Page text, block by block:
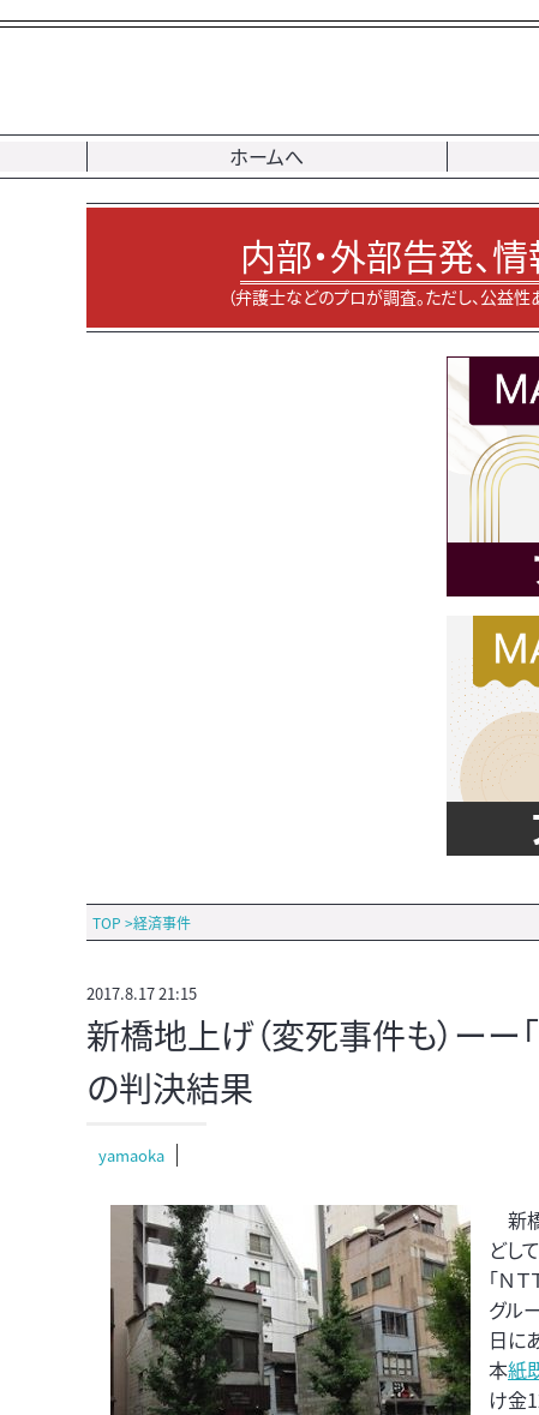
ホームへ
内部・外部告発、情
（弁護士などのプロが調査。ただし、公益性
TOP >経済事件
2017.8.17 21:15
新橋地上げ（変死事件も）ーー
の判決結果
yamaoka
新
どし
「Ｎ
グル
日に
本紙
け金